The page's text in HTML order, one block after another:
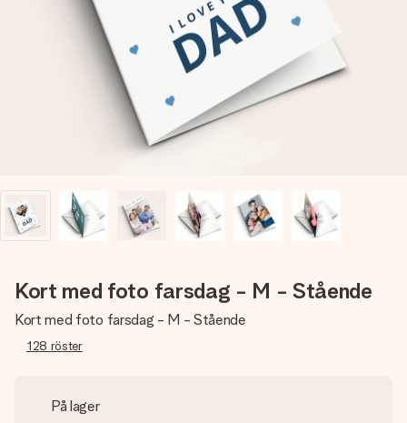
Skapa något unikt med bara några få steg – med hennes
namn, ditt foto eller ett meddelande som verkligen berör
hennes hjärta. Inget krångel, bara med all kärlek för stunden.
Kort med foto farsdag - M - Stående
Kort med foto farsdag - M - Stående
128 röster
På lager